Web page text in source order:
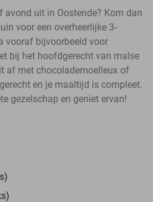
avond uit in Oostende? Kom dan
voor een overheerlijke 3-
vooraf bijvoorbeeld voor
bij het hoofdgerecht van malse
af met chocolademoelleux of
en je maaltijd is compleet.
gezelschap en geniet ervan!